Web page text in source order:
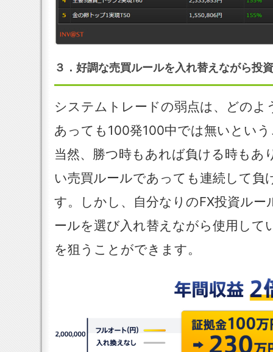
３．好調な売買ルールを入れ替えながら投
システムトレードの弱点は、どのよ
あっても100発100中では無いとい
当然、勝つ時もあれば負ける時もあ
い売買ルールであっても連続して負
す。しかし、自分なりのFX投資ルー
ールを選び入れ替えながら使用して
を狙うことができます。